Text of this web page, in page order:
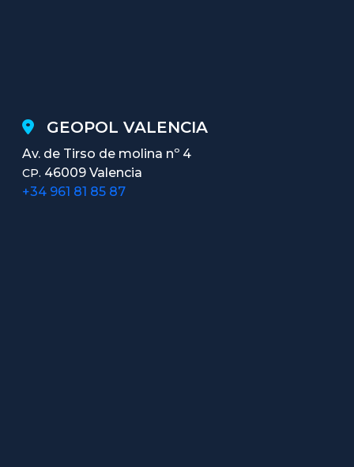
GEOPOL VALENCIA
Av. de Tirso de molina nº 4
CP. 46009 Valencia
+34 961 81 85 87